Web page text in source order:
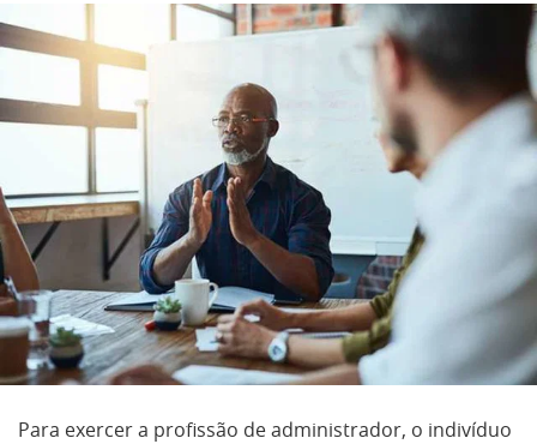
Para exercer a profissão de administrador, o indivíduo